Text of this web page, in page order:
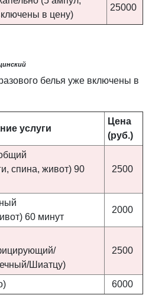
в цену)
25000
белья уже включены в
услуги
Цена
(руб.)
спина, живот) 90
2500
60 минут
2000
Шиатцу)
2500
6000